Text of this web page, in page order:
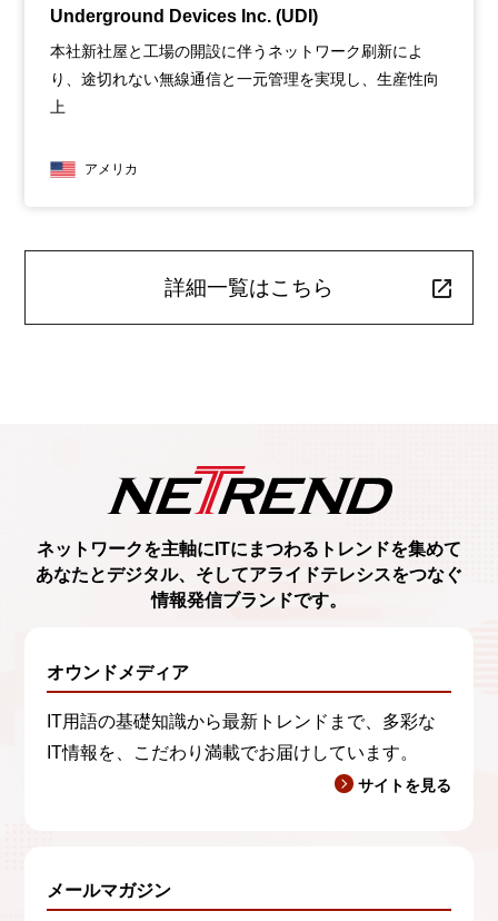
Underground Devices Inc. (UDI)
本社新社屋と工場の開設に伴うネットワーク刷新によ
り、途切れない無線通信と一元管理を実現し、生産性向
上
アメリカ
詳細一覧はこちら
ネットワークを主軸に ITにまつわるトレンドを集めて
あなたとデジタル、 そしてアライドテレシスをつなぐ
情報発信ブランドです。
オウンドメディア
IT用語の基礎知識から最新トレンドまで、多彩な
IT情報を、こだわり満載でお届けしています。
サイトを見る
メールマガジン